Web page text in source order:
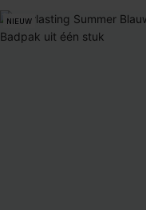
NIEUW